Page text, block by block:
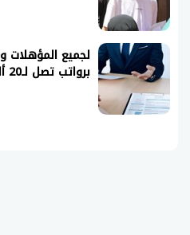
برواتب تصل لـ20 ألف جنيه